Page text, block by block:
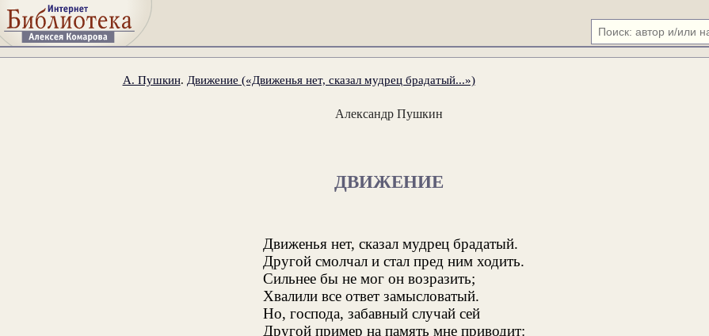
А. Пушкин. Движение («Движенья нет, сказал мудрец брадатый...»)
Александр Пушкин
ДВИЖЕНИЕ
Движенья нет, сказал мудрец брадатый.
Другой смолчал и стал пред ним ходить.
Сильнее бы не мог он возразить;
Хвалили все ответ замысловатый.
Но, господа, забавный случай сей
Другой пример на память мне приводит: